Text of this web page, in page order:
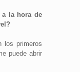
la hora de
los primeros
puede abrir